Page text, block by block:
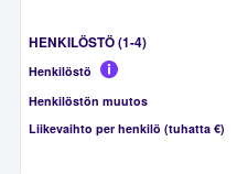
HENKILÖSTÖ (1-4)
Henkilöstö
Henkilöstön muutos
Liikevaihto per henkilö (tuhatta €)